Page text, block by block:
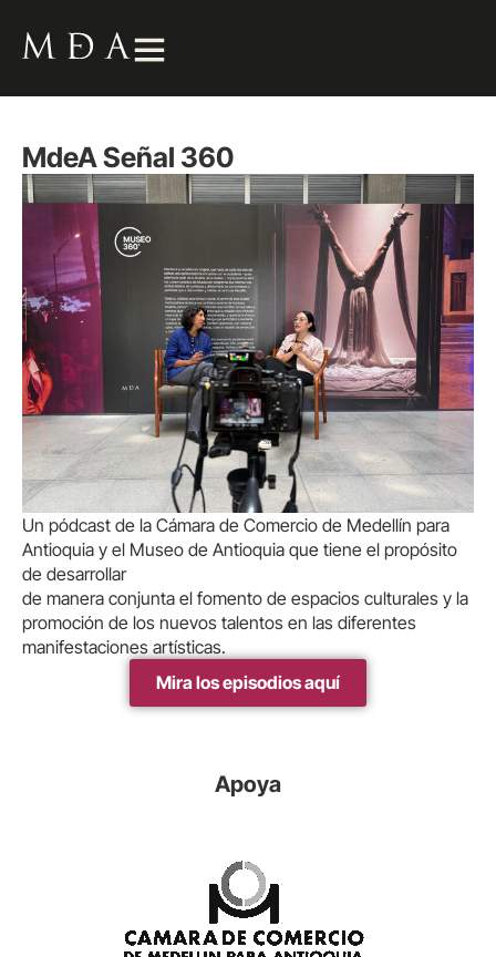
MdeA Señal 360
Un pódcast de la Cámara de Comercio de Medellín para
Antioquia y el Museo de Antioquia que tiene el propósito
de desarrollar
de manera conjunta el fomento de espacios culturales y la
promoción de los nuevos talentos en las diferentes
manifestaciones artísticas.
Mira los episodios aquí
Apoya